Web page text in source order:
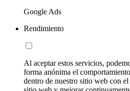
Google Ads
Rendimiento
Al aceptar estos servicios,
forma anónima el
dentro de nuestro sitio web con